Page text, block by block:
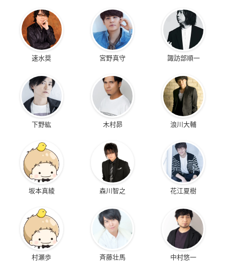
店舗共通購入特典
・Season1、2連動購入特典：描き下ろしクッションカバー
対象店舗： ANIPLEX+、アニメイト、Amazon(【Amazon.co.jp
限定】商品のみ対象)、ゲーマーズ、ソフマップ・アニメガ(一
部アニメガ店舗を除く)、とらのあな、あみあみ、げっちゅ
屋、セブンネットショッピング、TSUTAYA RECORDS(※一部店
舗除く)・TSUTAYAオンライン、メロンブックス、楽天ブック
ス(特典付きカートのみ対象)、WonderGOO/新星堂
※連動購入特典については、すべて同一の店舗にてお買い求め
※特典内容は予告無く変更になる場合がございます。あらかじ
めご了承下さい。
※特典はなくなり次第終了となります。
※運用及び特典内容に関する詳細は各店舗にお問い合わせ下さ
店舗別購入特典
・アニメイト
連動購入特典：A4クリアファイル＆描き下ろしB2タペストリ
速水奨 宮野真守 諏訪部順一
下野紘 木村昴 浪川大輔
坂本真綾 森川智之 花江夏樹
村瀬歩 斉藤壮馬 中村悠一